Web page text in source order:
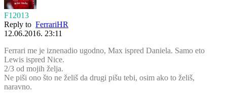
F12013
Reply to FerrariHR
12.06.2016. 23:11
Ferrari me je iznenadio ugodno, Max ispred Daniela. Samo eto
Lewis ispred Nice.
2/3 od mojih želja.
Ne piši ono što ne želiš da drugi pišu tebi, osim ako to želiš,
naravno.